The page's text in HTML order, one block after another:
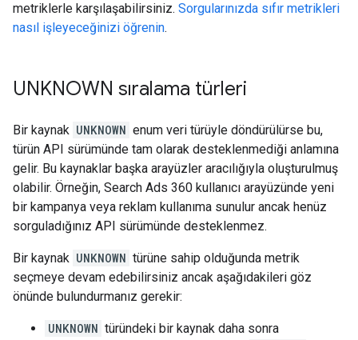
metriklerle karşılaşabilirsiniz. Sorgularınızda sıfır metrikleri
nasıl işleyeceğinizi öğrenin.
UNKNOWN sıralama türleri
Bir kaynak UNKNOWN enum veri türüyle döndürülürse bu,
türün API sürümünde tam olarak desteklenmediği anlamına
gelir. Bu kaynaklar başka arayüzler aracılığıyla oluşturulmuş
olabilir. Örneğin, Search Ads 360 kullanıcı arayüzünde yeni
bir kampanya veya reklam kullanıma sunulur ancak henüz
sorguladığınız API sürümünde desteklenmez.
Bir kaynak UNKNOWN türüne sahip olduğunda metrik
seçmeye devam edebilirsiniz ancak aşağıdakileri göz
önünde bulundurmanız gerekir:
UNKNOWN türündeki bir kaynak daha sonra